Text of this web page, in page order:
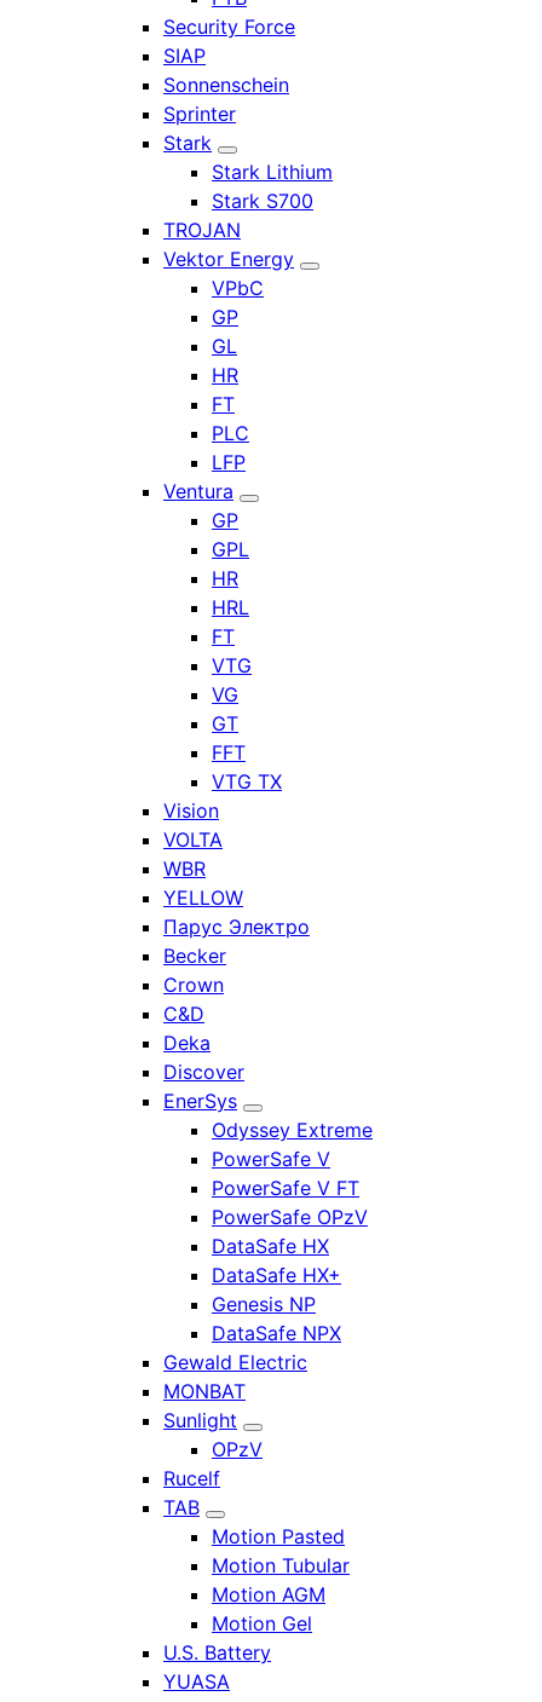
Security Force
SIAP
Sonnenschein
Sprinter
Stark
Stark Lithium
Stark S700
TROJAN
Vektor Energy
VPbC
GP
GL
HR
FT
PLC
LFP
Ventura
GP
GPL
HR
HRL
FT
VTG
VG
GT
FFT
VTG TX
Vision
VOLTA
WBR
YELLOW
Парус Электро
Becker
Crown
C&D
Deka
Discover
EnerSys
Odyssey Extreme
PowerSafe V
PowerSafe V FT
PowerSafe OPzV
DataSafe HX
DataSafe HX+
Genesis NP
DataSafe NPX
Gewald Electric
MONBAT
Sunlight
OPzV
Rucelf
TAB
Motion Pasted
Motion Tubular
Motion AGM
Motion Gel
U.S. Battery
YUASA